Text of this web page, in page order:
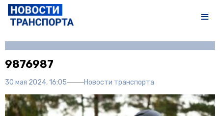
9876987
30 мая 2024, 16:05 Новости транспорта